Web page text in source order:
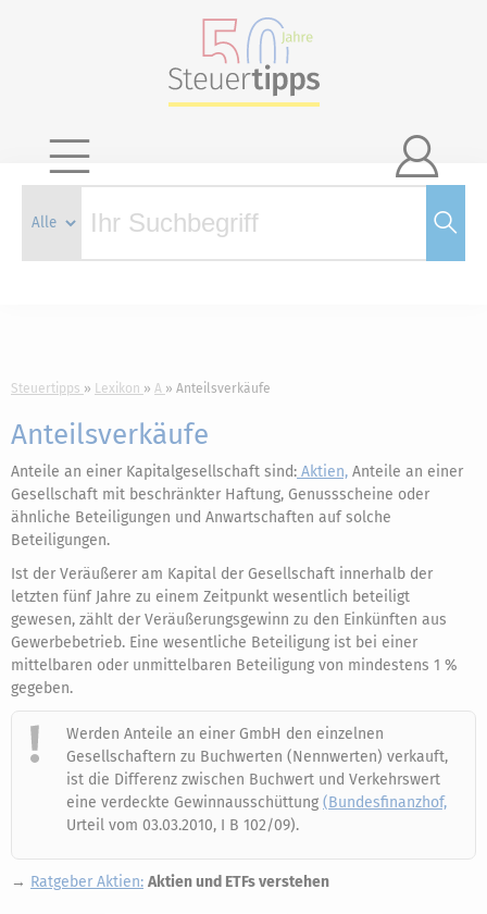

Steuertipps Lexikon A Anteilsverkäufe
Anteilsverkäufe
Anteile an einer Kapitalgesellschaft sind: Aktien, Anteile an einer
Gesellschaft mit beschränkter Haftung, Genussscheine oder
ähnliche Beteiligungen und Anwartschaften auf solche
Beteiligungen.
Ist der Veräußerer am Kapital der Gesellschaft innerhalb der
letzten fünf Jahre zu einem Zeitpunkt wesentlich beteiligt
gewesen, zählt der Veräußerungsgewinn zu den Einkünften aus
Gewerbebetrieb. Eine wesentliche Beteiligung ist bei einer
mittelbaren oder unmittelbaren Beteiligung von mindestens 1 %
gegeben.
Werden Anteile an einer GmbH den einzelnen
Gesellschaftern zu Buchwerten (Nennwerten) verkauft,
ist die Differenz zwischen Buchwert und Verkehrswert
eine verdeckte Gewinnausschüttung (Bundesfinanzhof,
Urteil vom 03.03.2010, I B 102/09).
→ Ratgeber Aktien: Aktien und ETFs verstehen